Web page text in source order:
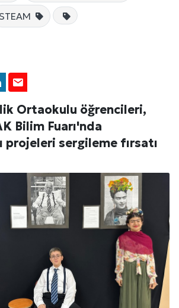
STEAM
Ortaokulu öğrencileri,
Bilim Fuarı'nda
projeleri sergileme fırsatı